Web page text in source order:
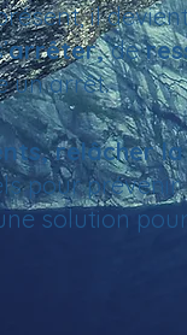
il
arrêter,de
un arrêt.
relâcher
pour
solution